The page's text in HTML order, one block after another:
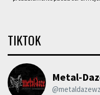
TIKTOK
Metal-